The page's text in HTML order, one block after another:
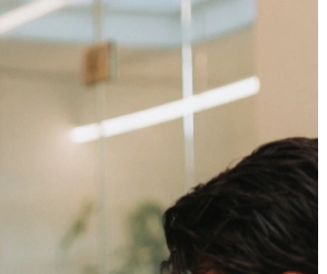
en gericht op jouw groei
en helpen je werk te vinden dat past bij je
over skills